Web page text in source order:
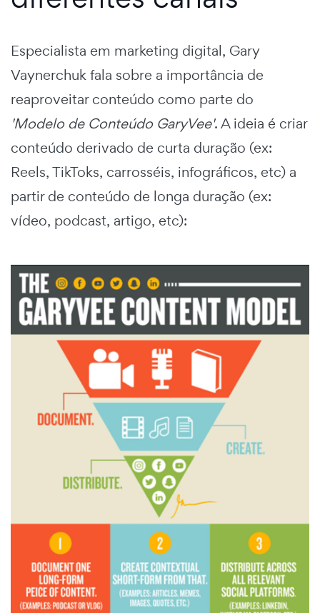
Especialista em marketing digital, Gary
Vaynerchuk fala sobre a importância de
reaproveitar conteúdo como parte do
'Modelo de Conteúdo GaryVee'. A ideia é criar
conteúdo derivado de curta duração (ex:
Reels, TikToks, carrosséis, infográficos, etc) a
partir de conteúdo de longa duração (ex:
vídeo, podcast, artigo, etc):